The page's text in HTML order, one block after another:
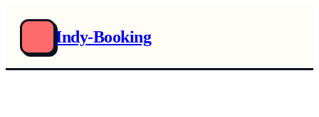
Indy-Booking